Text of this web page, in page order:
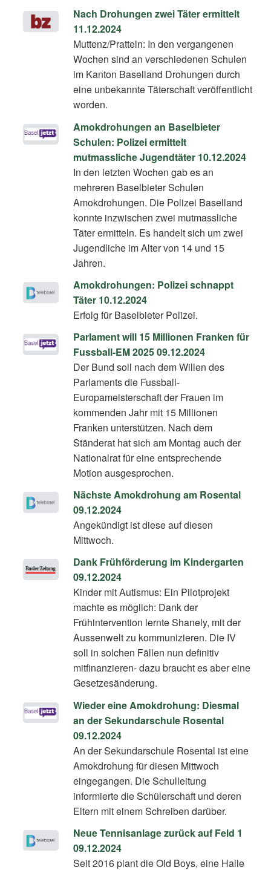
Nach Drohungen zwei Täter ermittelt
11.12.2024
Muttenz/Pratteln: In den vergangenen
Wochen sind an verschiedenen Schulen
im Kanton Baselland Drohungen durch
eine unbekannte Täterschaft veröffentlicht
worden.
Amokdrohungen an Baselbieter
Schulen: Polizei ermittelt
mutmassliche Jugendtäter 10.12.2024
In den letzten Wochen gab es an
mehreren Baselbieter Schulen
Amokdrohungen. Die Polizei Baselland
konnte inzwischen zwei mutmassliche
Täter ermitteln. Es handelt sich um zwei
Jugendliche im Alter von 14 und 15
Jahren.
Amokdrohungen: Polizei schnappt
Täter 10.12.2024
Erfolg für Baselbieter Polizei.
Parlament will 15 Millionen Franken für
Fussball-EM 2025 09.12.2024
Der Bund soll nach dem Willen des
Parlaments die Fussball-
Europameisterschaft der Frauen im
kommenden Jahr mit 15 Millionen
Franken unterstützen. Nach dem
Ständerat hat sich am Montag auch der
Nationalrat für eine entsprechende
Motion ausgesprochen.
Nächste Amokdrohung am Rosental
09.12.2024
Angekündigt ist diese auf diesen
Mittwoch.
Dank Frühförderung im Kindergarten
09.12.2024
Kinder mit Autismus: Ein Pilotprojekt
machte es möglich: Dank der
Frühintervention lernte Shanely, mit der
Aussenwelt zu kommunizieren. Die IV
soll in solchen Fällen nun definitiv
mitfinanzieren- dazu braucht es aber eine
Gesetzesänderung.
Wieder eine Amokdrohung: Diesmal
an der Sekundarschule Rosental
09.12.2024
An der Sekundarschule Rosental ist eine
Amokdrohung für diesen Mittwoch
eingegangen. Die Schulleitung
informierte die Schülerschaft und deren
Eltern mit einem Schreiben darüber.
Neue Tennisanlage zurück auf Feld 1
09.12.2024
Seit 2016 plant die Old Boys, eine Halle